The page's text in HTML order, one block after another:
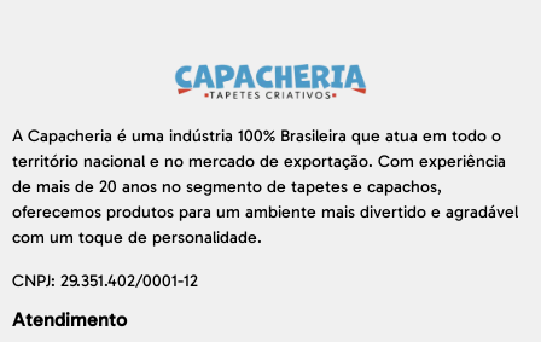
A Capacheria é uma indústria 100% Brasileira que atua em todo o
território nacional e no mercado de exportação. Com experiência
de mais de 20 anos no segmento de tapetes e capachos,
oferecemos produtos para um ambiente mais divertido e agradável
com um toque de personalidade.
CNPJ: 29.351.402/0001-12
Atendimento